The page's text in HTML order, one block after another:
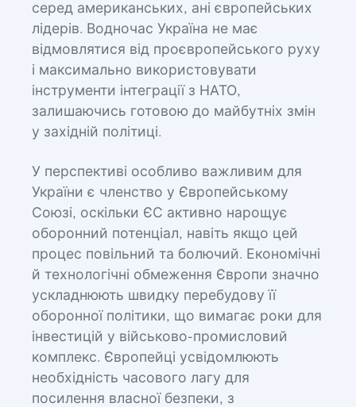
серед американських, ані європейських
лідерів. Водночас Україна не має
відмовлятися від проєвропейського руху
і максимально використовувати
інструменти інтеграції з НАТО,
залишаючись готовою до майбутніх змін
у західній політиці.
У перспективі особливо важливим для
України є членство у Європейському
Союзі, оскільки ЄС активно нарощує
оборонний потенціал, навіть якщо цей
процес повільний та болючий. Економічні
й технологічні обмеження Європи значно
ускладнюють швидку перебудову її
оборонної політики, що вимагає роки для
інвестицій у військово-промисловий
комплекс. Європейці усвідомлюють
необхідність часового лагу для
посилення власної безпеки, з